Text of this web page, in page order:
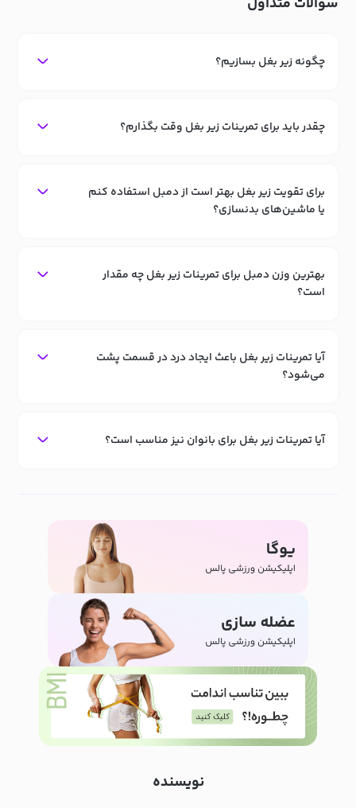
چگونه زیر بغل بسازیم؟
چقدر باید برای تمرینات زیر بغل وقت بگذارم؟
برای تقویت زیر بغل بهتر است از دمبل استفاده کنم
یا ماشین‌های بدنسازی؟
بهترین وزن دمبل برای تمرینات زیر بغل چه مقدار
است؟
آیا تمرینات زیر بغل باعث ایجاد درد در قسمت پشت
می‌شود؟
آیا تمرینات زیر بغل برای بانوان نیز مناسب است؟
نویسنده